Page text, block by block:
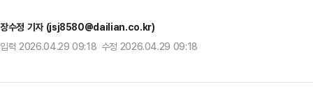
장수정 기자 (jsj8580@dailian.co.kr)
입력 2026.04.29 09:18 수정 2026.04.29 09:18